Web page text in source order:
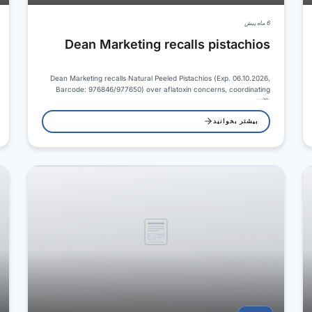
6 ماه پیش
Dean Marketing recalls pistachios
Dean Marketing recalls Natural Peeled Pistachios (Exp. 06.10.2026,
Barcode: 976846/977650) over aflatoxin concerns, coordinating
with…
بیشتر بخوانید